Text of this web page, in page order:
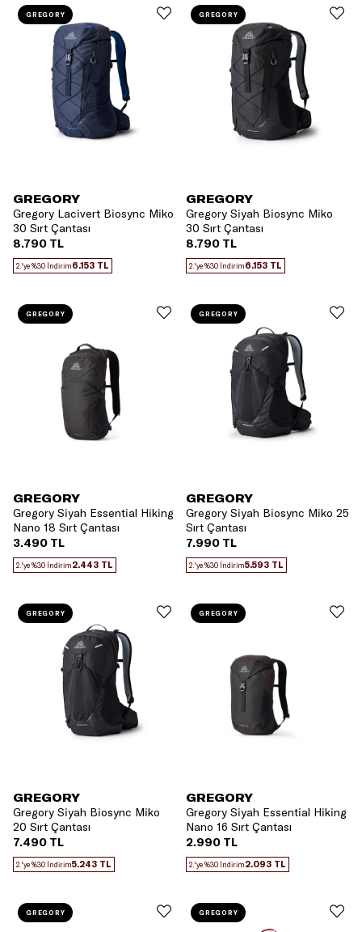
GREGORY
Gregory Lacivert Biosync Miko
30 Sırt Çantası
8.790 TL
2.'ye %30 İndirim6.153 TL
GREGORY
GREGORY
Gregory Siyah Biosync Miko
30 Sırt Çantası
8.790 TL
2.'ye %30 İndirim6.153 TL
GREGORY
GREGORY
Gregory Siyah Essential Hiking
Nano 18 Sırt Çantası
3.490 TL
2.'ye %30 İndirim2.443 TL
GREGORY
GREGORY
Gregory Siyah Biosync Miko 25
Sırt Çantası
7.990 TL
2.'ye %30 İndirim5.593 TL
GREGORY
GREGORY
Gregory Siyah Biosync Miko
20 Sırt Çantası
7.490 TL
2.'ye %30 İndirim5.243 TL
GREGORY
GREGORY
Gregory Siyah Essential Hiking
Nano 16 Sırt Çantası
2.990 TL
2.'ye %30 İndirim2.093 TL
GREGORY
GREGORY GREGORY